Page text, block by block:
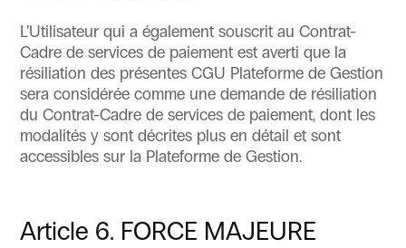
L’Utilisateur qui a également souscrit au Contrat-
Cadre de services de paiement est averti que la
résiliation des présentes CGU Plateforme de Gestion
sera considérée comme une demande de résiliation
du Contrat-Cadre de services de paiement, dont les
modalités y sont décrites plus en détail et sont
accessibles sur la Plateforme de Gestion.
Article 6. FORCE MAJEURE